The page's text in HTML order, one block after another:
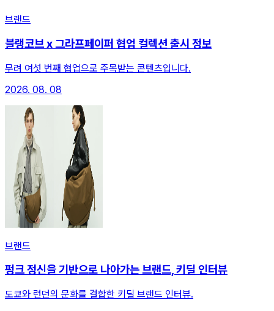
브랜드
블랭코브 x 그라프페이퍼 협업 컬렉션 출시 정보
무려 여섯 번째 협업으로 주목받는 콘텐츠입니다.
2026. 08. 08
브랜드
펑크 정신을 기반으로 나아가는 브랜드, 키딜 인터뷰
도쿄와 런던의 문화를 결합한 키딜 브랜드 인터뷰.